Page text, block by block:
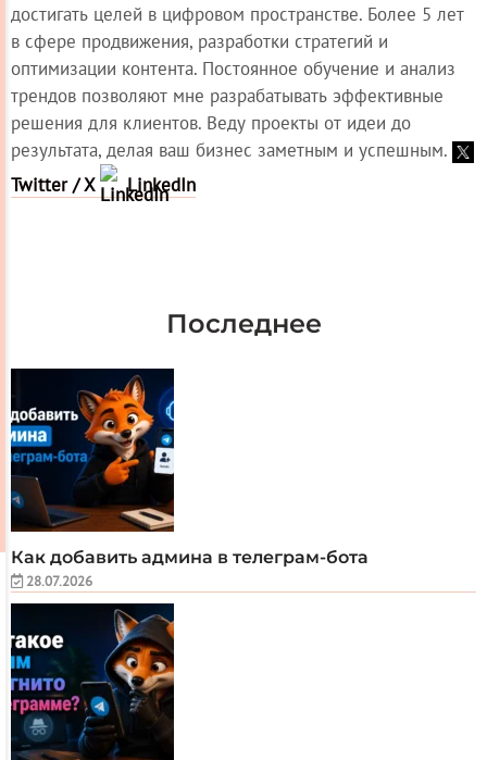
достигать целей в цифровом пространстве. Более 5 лет
в сфере продвижения, разработки стратегий и
оптимизации контента. Постоянное обучение и анализ
трендов позволяют мне разрабатывать эффективные
решения для клиентов. Веду проекты от идеи до
результата, делая ваш бизнес заметным и успешным.
Twitter / X
LinkedIn
Последнее
Как добавить админа в телеграм-бота
28.07.2026